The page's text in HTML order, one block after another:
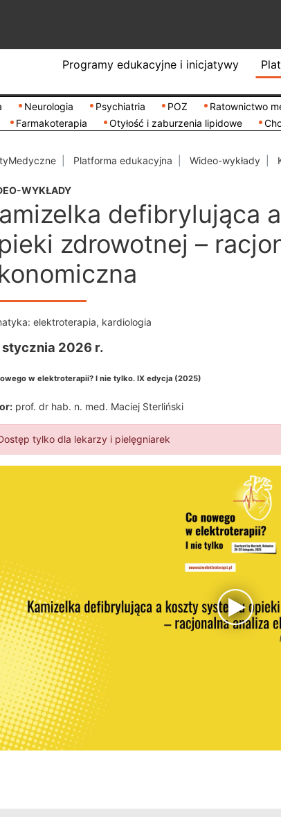
Programy edukacyjne i inicjatywy
Neurologia Psychiatria POZ Ratownictwo
Farmakoterapia
Otyłość i zaburzenia lipidowe
Platforma edukacyjna Wideo-wykłady
WYKŁADY
defibrylująca
zdrowotnej –
elektroterapia, kardiologia
stycznia 2026 r.
w elektroterapii? I nie tylko. IX edycja (2025)
prof. dr hab. n. med. Maciej Sterliński
tylko dla lekarzy i pielęgniarek